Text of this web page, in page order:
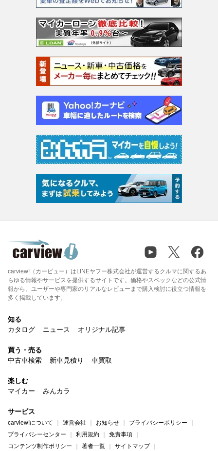
carview!（カービュー）はLINEヤフー株式会社が運営するクルマに関するあ
らゆる情報やサービスを提供するサイトです。価格やスペックなどの公式情
報から、ユーザーや専門家のリアルなレビューまで購入検討に役立つ情報を
多く掲載しています。
知る
カタログ
ニュース オリジナル記事
買う・売る
中古車検索
新車見積り 車買取
楽しむ
マイカー
みんカラ
サービス
carview!について 運営会社 お知らせ
プライバシーポリシー
プライバシーセンター
利用規約
免責事項
コンテンツ制作ポリシー
著者一覧 サイトマップ